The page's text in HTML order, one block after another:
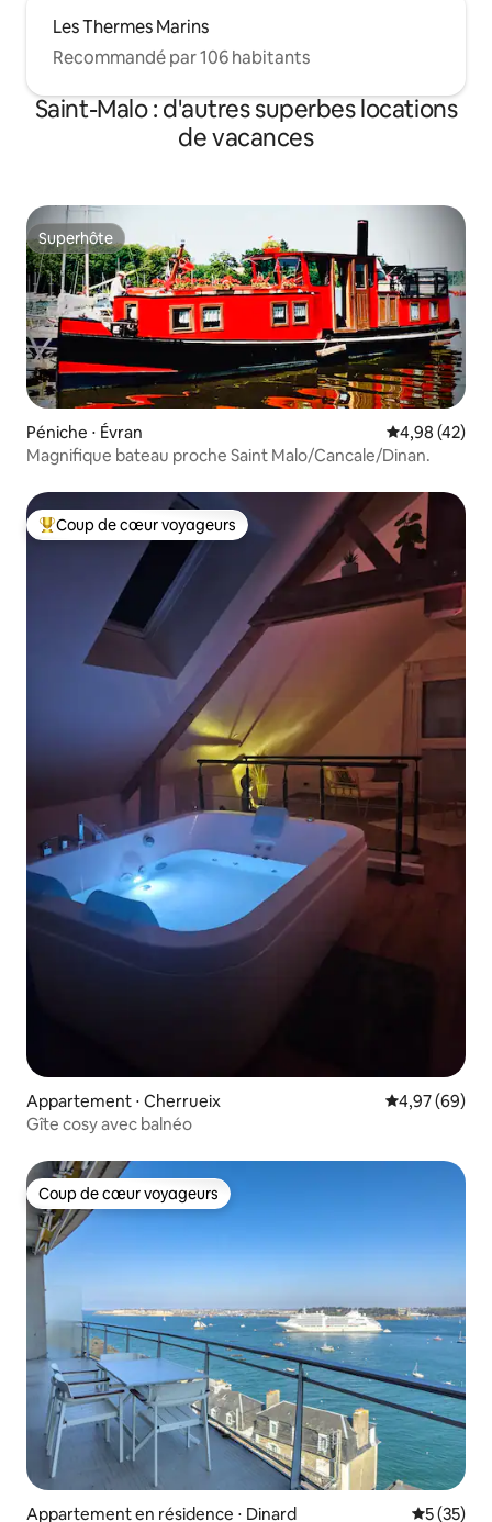
Les Thermes Marins
Recommandé par 106 habitants
Saint-Malo : d'autres superbes locations
de vacances
Superhôte
Superhôte
Péniche ⋅ Évran Évaluation
4,98 (42)
Magnifique bateau proche Saint Malo/Cancale/Dinan.
Coups de cœur voyageurs les plus appréciés
Coup de cœur voyageurs
Appartement ⋅ Cherrueix Évaluation
4,97 (69)
Gîte cosy avec balnéo
Coup de cœur voyageurs
Coup de cœur voyageurs
Appartement en résidence ⋅ Dinard
5 (35)